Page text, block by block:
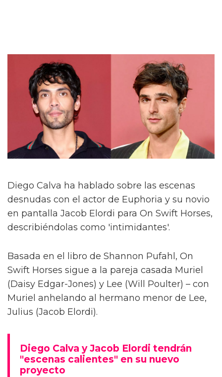
Diego Calva ha hablado sobre las escenas
desnudas con el actor de Euphoria y su novio
en pantalla Jacob Elordi para On Swift Horses,
describiéndolas como 'intimidantes'.
Basada en el libro de Shannon Pufahl, On
Swift Horses sigue a la pareja casada Muriel
(Daisy Edgar-Jones) y Lee (Will Poulter) – con
Muriel anhelando al hermano menor de Lee,
Julius (Jacob Elordi).
Diego Calva y Jacob Elordi tendrán
"escenas calientes" en su nuevo
proyecto